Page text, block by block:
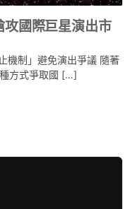
攻國際巨星演出市
機制」避免演出爭議 隨著
方式爭取國 […]